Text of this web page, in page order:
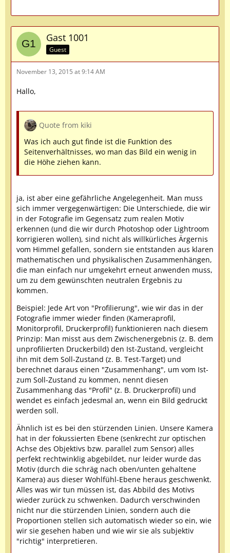
Gast 1001
Guest
November 13, 2015 at 9:14 AM
Hallo,
Quote from kiki
Was ich auch gut finde ist die Funktion des
Seitenverhältnisses, wo man das Bild ein wenig in
die Höhe ziehen kann.
ja, ist aber eine gefährliche Angelegenheit. Man muss
sich immer vergegenwärtigen: Die Unterschiede, die wir
in der Fotografie im Gegensatz zum realen Motiv
erkennen (und die wir durch Photoshop oder Lightroom
korrigieren wollen), sind nicht als willkürliches Ärgernis
vom Himmel gefallen, sondern sie entstanden aus klaren
mathematischen und physikalischen Zusammenhängen,
die man einfach nur umgekehrt erneut anwenden muss,
um zu dem gewünschten neutralen Ergebnis zu
kommen.
Beispiel: Jede Art von "Profilierung", wie wir das in der
Fotografie immer wieder finden (Kameraprofil,
Monitorprofil, Druckerprofil) funktionieren nach diesem
Prinzip: Man misst aus dem Zwischenergebnis (z. B. dem
unprofilierten Druckerbild) den Ist-Zustand, vergleicht
ihn mit dem Soll-Zustand (z. B. Test-Target) und
berechnet daraus einen "Zusammenhang", um vom Ist-
zum Soll-Zustand zu kommen, nennt diesen
Zusammenhang das "Profil" (z. B. Druckerprofil) und
wendet es einfach jedesmal an, wenn ein Bild gedruckt
werden soll.
Ähnlich ist es bei den stürzenden Linien. Unsere Kamera
hat in der fokussierten Ebene (senkrecht zur optischen
Achse des Objektivs bzw. parallel zum Sensor) alles
perfekt rechtwinklig abgebildet, nur leider wurde das
Motiv (durch die schräg nach oben/unten gehaltene
Kamera) aus dieser Wohlfühl-Ebene heraus geschwenkt.
Alles was wir tun müssen ist, das Abbild des Motivs
wieder zurück zu schwenken. Dadurch verschwinden
nicht nur die stürzenden Linien, sondern auch die
Proportionen stellen sich automatisch wieder so ein, wie
wir sie gesehen haben und wie wir sie als subjektiv
"richtig" interpretieren.